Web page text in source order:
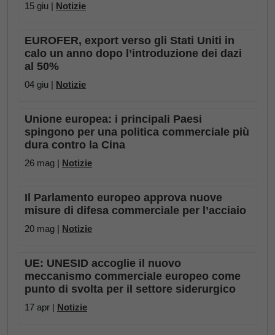
15 giu | Notizie
EUROFER, export verso gli Stati Uniti in
calo un anno dopo l’introduzione dei dazi
al 50%
04 giu | Notizie
Unione europea: i principali Paesi
spingono per una politica commerciale più
dura contro la Cina
26 mag | Notizie
Il Parlamento europeo approva nuove
misure di difesa commerciale per l’acciaio
20 mag | Notizie
UE: UNESID accoglie il nuovo
meccanismo commerciale europeo come
punto di svolta per il settore siderurgico
17 apr | Notizie